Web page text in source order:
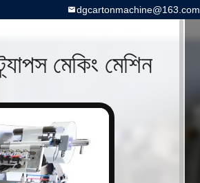
dgcartonmachine@163.com
মেকিং মেশিন